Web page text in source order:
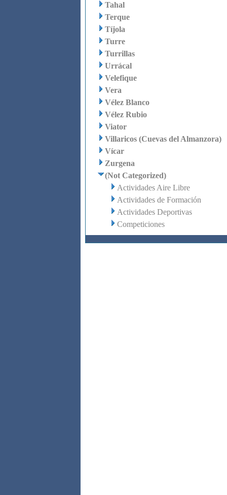
Tahal
Terque
Tíjola
Turre
Turrillas
Urrácal
Velefique
Vera
Vélez Blanco
Vélez Rubio
Viator
Villaricos (Cuevas del Almanzora)
Vícar
Zurgena
(Not Categorized)
Actividades Aire Libre
Actividades de Formación
Actividades Deportivas
Competiciones